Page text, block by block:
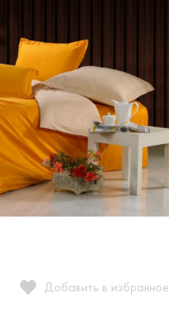
Добавить в избранное